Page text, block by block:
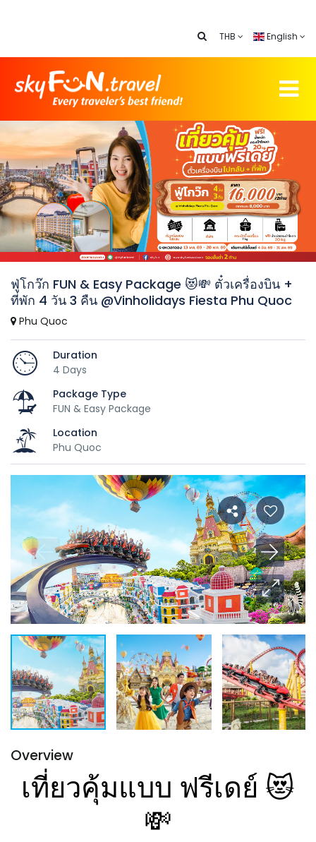
THB English
ฟู่โกว๊ก FUN & Easy Package 😻💸 ตั๋วเครื่องบิน +
ที่พัก 4 วัน 3 คืน @Vinholidays Fiesta Phu Quoc
Phu Quoc
Duration
4 Days
Package Type
FUN & Easy Package
Location
Phu Quoc
Overview
เที่ยวคุ้มแบบ ฟรีเดย์ 😻
💸